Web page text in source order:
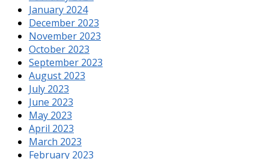
January 2024
December 2023
November 2023
October 2023
September 2023
August 2023
July 2023
June 2023
May 2023
April 2023
March 2023
February 2023